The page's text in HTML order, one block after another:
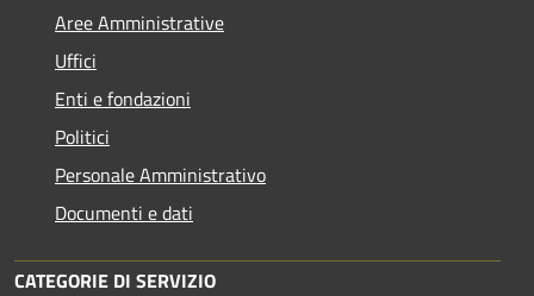
Aree Amministrative
Uffici
Enti e fondazioni
Politici
Personale Amministrativo
Documenti e dati
CATEGORIE DI SERVIZIO